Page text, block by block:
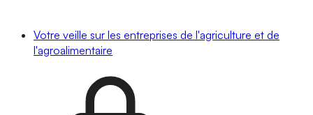
Votre veille sur les entreprises de l'agriculture et de
l'agroalimentaire